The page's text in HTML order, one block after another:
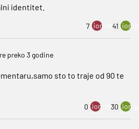
identitet.
7 ion:minus
41
preko 3 godine
sto to traje od 90 te
0 ion:minus
30